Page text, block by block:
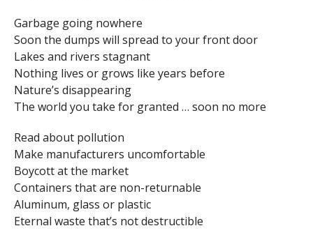
Garbage going nowhere
Soon the dumps will spread to your front door
Lakes and rivers stagnant
Nothing lives or grows like years before
Nature’s disappearing
The world you take for granted … soon no more
Read about pollution
Make manufacturers uncomfortable
Boycott at the market
Containers that are non-returnable
Aluminum, glass or plastic
Eternal waste that’s not destructible